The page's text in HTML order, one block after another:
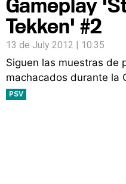
Tekken' #2
13 de July 2012 | 10:35
Siguen las muestras de
machacados durante la
PSV